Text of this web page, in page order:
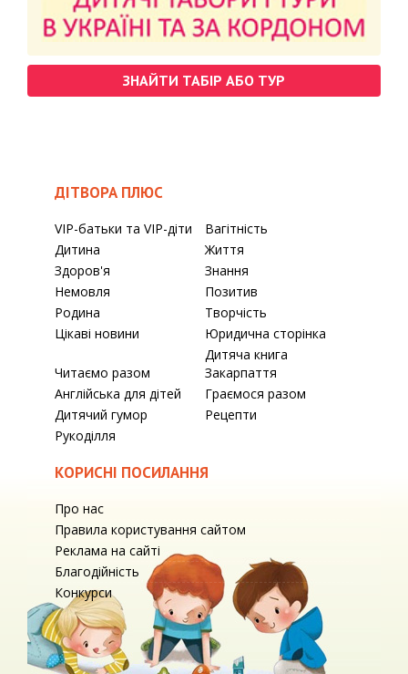
ЗНАЙТИ ТАБІР АБО ТУР
ДІТВОРА ПЛЮС
VIP-батьки та VIP-діти
Вагітність
Дитина
Життя
Здоров'я
Знання
Немовля
Позитив
Родина
Творчість
Цікаві новини
Юридична сторінка
Читаємо разом
Дитяча книга
Закарпаття
Англійська для дітей
Граємося разом
Дитячий гумор
Рецепти
Рукоділля
КОРИСНІ ПОСИЛАННЯ
Про нас
Правила користування сайтом
Реклама на сайті
Благодійність
Конкурси